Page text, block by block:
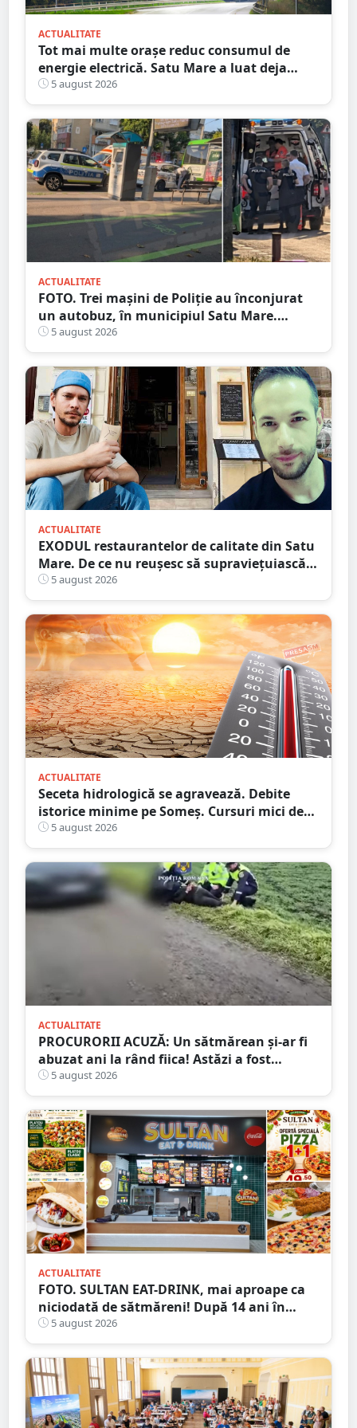
ACTUALITATE
Tot mai multe orașe reduc consumul de
energie electrică. Satu Mare a luat deja
măsuri. Cu ce soluții au venit ceilalți
primari
5 august 2026
ACTUALITATE
FOTO. Trei mașini de Poliție au înconjurat
un autobuz, în municipiul Satu Mare.
Ambulanța, la fața locului
5 august 2026
ACTUALITATE
EXODUL restaurantelor de calitate din Satu
Mare. De ce nu reușesc să supraviețuiască
localurile cu adevărat speciale?
5 august 2026
ACTUALITATE
Seceta hidrologică se agravează. Debite
istorice minime pe Someș. Cursuri mici de
ape au secat
5 august 2026
ACTUALITATE
PROCURORII ACUZĂ: Un sătmărean și-ar fi
abuzat ani la rând fiica! Astăzi a fost
arestat!
5 august 2026
ACTUALITATE
FOTO. SULTAN EAT-DRINK, mai aproape ca
niciodată de sătmăreni! După 14 ani în
Micro 17, și-a deschis porțile în Shopping
City Satu Mare
5 august 2026